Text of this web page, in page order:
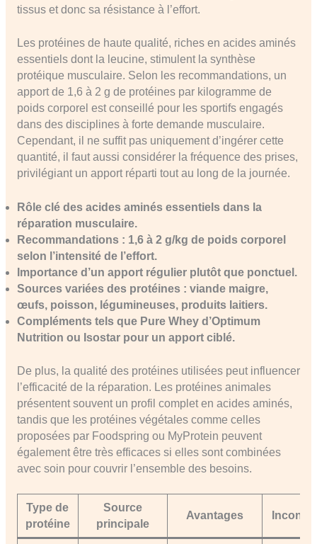
tissus et donc sa résistance à l’effort.
Les protéines de haute qualité, riches en acides aminés
essentiels dont la leucine, stimulent la synthèse
protéique musculaire. Selon les recommandations, un
apport de 1,6 à 2 g de protéines par kilogramme de
poids corporel est conseillé pour les sportifs engagés
dans des disciplines à forte demande musculaire.
Cependant, il ne suffit pas uniquement d’ingérer cette
quantité, il faut aussi considérer la fréquence des prises,
privilégiant un apport réparti tout au long de la journée.
Rôle clé des acides aminés essentiels dans la
réparation musculaire.
Recommandations : 1,6 à 2 g/kg de poids corporel
selon l’intensité de l’effort.
Importance d’un apport régulier plutôt que ponctuel.
Sources variées des protéines : viande maigre,
œufs, poisson, légumineuses, produits laitiers.
Compléments tels que Pure Whey d’Optimum
Nutrition ou Isostar pour un apport ciblé.
De plus, la qualité des protéines utilisées peut influencer
l’efficacité de la réparation. Les protéines animales
présentent souvent un profil complet en acides aminés,
tandis que les protéines végétales comme celles
proposées par Foodspring ou MyProtein peuvent
également être très efficaces si elles sont combinées
avec soin pour couvrir l’ensemble des besoins.
Type de
protéine
Source
principale
Avantages